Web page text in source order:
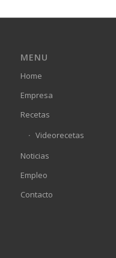
MENU
Home
Empresa
Recetas
Videorecetas
Noticias
Empleo
Contacto